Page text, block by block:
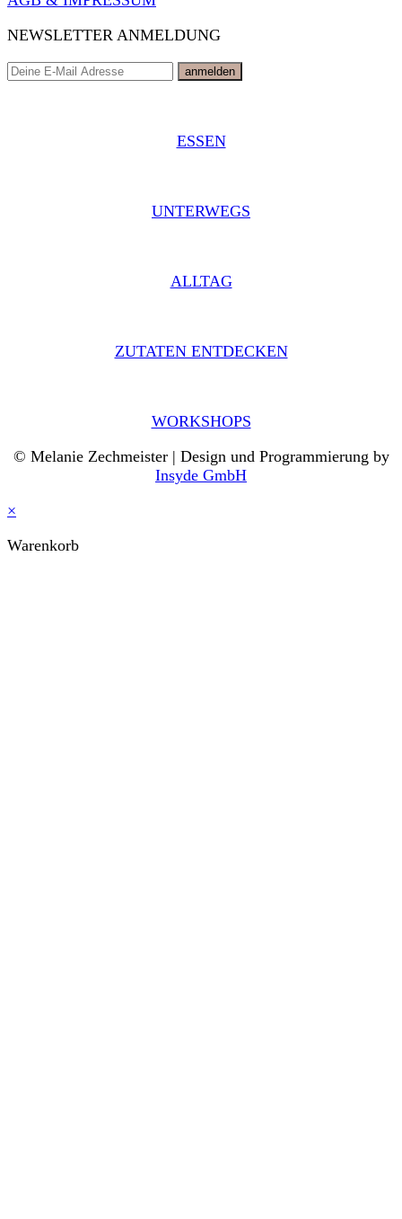
NEWSLETTER ANMELDUNG
ESSEN
UNTERWEGS
ALLTAG
ZUTATEN ENTDECKEN
WORKSHOPS
© Melanie Zechmeister | Design und Programmierung by
Insyde GmbH
×
Warenkorb